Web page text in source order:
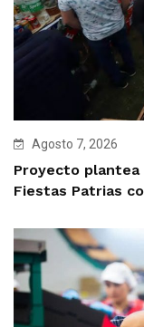
Agosto 7, 2026
Proyecto
Fiestas Patrias